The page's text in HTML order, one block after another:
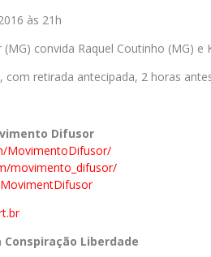
às 21h
convida Raquel Coutinho (MG) e
com retirada antecipada, 2 horas
Difusor
MovimentoDifusor/
movimento_difusor/
Liberdade